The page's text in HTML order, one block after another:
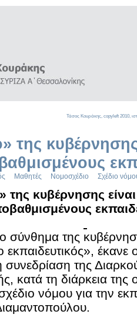
της
Μαθητές Νομοσχέδιο Σχέδιο
της κυβέρνησης
σύνθημα της
εκπαιδευτικός», έκανε
συνεδρίαση της
κατά τη διάρκεια
νόμου για την
Τάσος Κουράκης, copyleft 2010,